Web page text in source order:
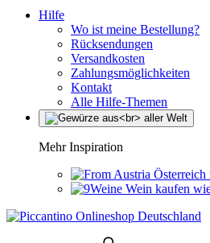
Hilfe
Wo ist meine Bestellung?
Rücksendungen
Versandkosten
Zahlungsmöglichkeiten
Kontakt
Alle Hilfe-Themen
Mehr Inspiration
Wein kaufen